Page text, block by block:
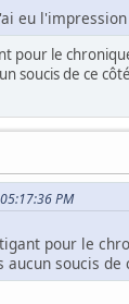
eu
pour le
soucis de ce
PM
pour le
soucis